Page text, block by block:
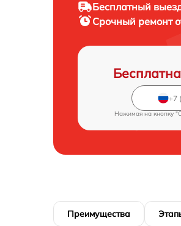
Бесплатный
Срочный ремонт
Нажимая на кнопку
Преимущества